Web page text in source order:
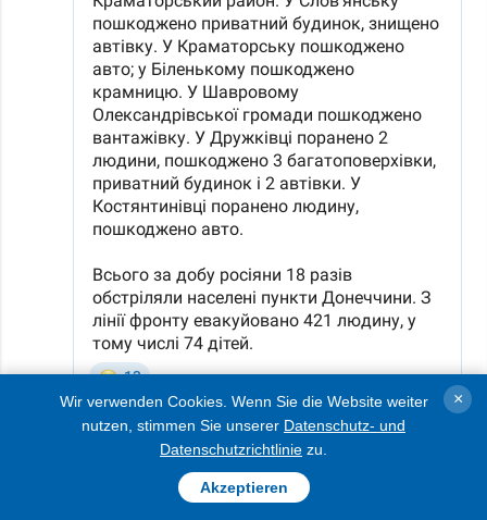
Auch in Slowjansk wurde ein Privathaus
Wir verwenden Cookies. Wenn Sie die Website weiter
nutzen, stimmen Sie unserer Datenschutz- und
Datenschutzrichtlinie zu.
Akzeptieren
×